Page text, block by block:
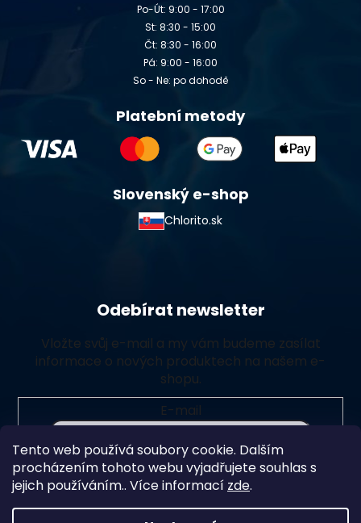
Tento web používá soubory cookie. Dalším
procházením tohoto webu vyjadřujete souhlas s
jejich používáním.. Více informací zde.
Po-Út: 9:00 - 17:00
St: 8:30 - 15:00
Čt: 8:30 - 16:00
Pá: 9:00 - 16:00
So - Ne: po dohodě
Platební metody
Slovenský e-shop
Chlorito.sk
Odebírat newsletter
Vložte svůj e-mail a my vám budeme zasílat
informace o nových produktech na našem e-
shopu.
E-mail
Vložením e-mailu souhlasíte spodmínkami ochrany
osobních údajů
Přihlásit se